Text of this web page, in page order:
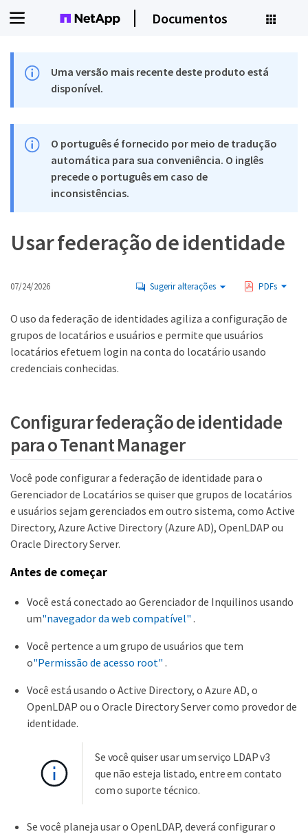
Documentos
Uma versão mais recente deste produto está
disponível.
O português é fornecido por meio de tradução
automática para sua conveniência. O inglês
precede o português em caso de
inconsistências.
Usar federação de identidade
07/24/2026 Sugerir alterações PDFs
O uso da federação de identidades agiliza a configuração de
grupos de locatários e usuários e permite que usuários
locatários efetuem login na conta do locatário usando
credenciais conhecidas.
Configurar federação de identidade
para o Tenant Manager
Você pode configurar a federação de identidade para o
Gerenciador de Locatários se quiser que grupos de locatários
e usuários sejam gerenciados em outro sistema, como Active
Directory, Azure Active Directory (Azure AD), OpenLDAP ou
Oracle Directory Server.
Antes de começar
Você está conectado ao Gerenciador de Inquilinos usando
um"navegador da web compatível" .
Você pertence a um grupo de usuários que tem
o"Permissão de acesso root" .
Você está usando o Active Directory, o Azure AD, o
OpenLDAP ou o Oracle Directory Server como provedor de
identidade.
Se você quiser usar um serviço LDAP v3
que não esteja listado, entre em contato
com o suporte técnico.
Se você planeja usar o OpenLDAP, deverá configurar o